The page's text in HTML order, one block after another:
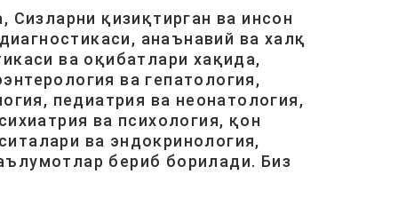
ОСТЕОХОНДРОЗ НИМА,
САБАБЛАРИ, ТУРЛАРИ,
АСОРАТЛАРИ. ...
ГАЙМОРИТ, БЕЛГИЛАРИ ВА
ТУРЛАРИ. ...
қизиқтирган ва инсон
анаънавий ва халқ
ва оқибатлари хақида,
ва гепатология,
педиатрия ва неонатология,
ва психология, қон
ва эндокринология,
бериб борилади. Биз